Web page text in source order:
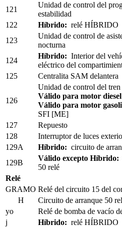
121
Unidad de control del
estabilidad
122
Híbrido: relé HÍBRIDO
123
Unidad de control de
nocturna
124
Híbrido: Interior del
eléctrico del
125
Centralita SAM delantera
126
Unidad de control del
Válido para motor
Válido para motor
SFI [ME]
127 Repuesto
128
Interruptor de luces
129A
Híbrido: circuito de
129B
Válido excepto Híbrido:
50 relé
Relé
GRAMO Relé del circuito 15 del
H
Circuito de arranque 50
yo
Relé de bomba de vacío
j
Híbrido: relé HÍBRIDO